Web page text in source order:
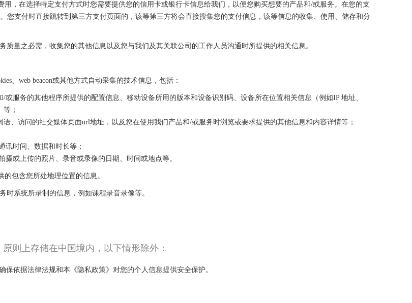
，在选择特定支付方式时您需要提供您的信用卡或银行卡信息给我们，以便您购买想要的产品和/或服务。在您的支
您支付时直接跳转到第三方支付页面的，该等第三方将会直接搜集您的支付信息，该等信息的收集、使用、储存和分
量之必需，收集您的其他信息以及您与我们及其关联公司的工作人员沟通时所提供的相关信息。
、web beacon或其他方式自动采集的技术信息，包括：
服务的其他程序所提供的配置信息、移动设备所用的版本和设备识别码、设备所在位置相关信息（例如IP 地址、
等；
、访问的社交媒体页面url地址，以及您在使用我们产品和/或服务时浏览或要求提供的其他信息和内容详情等；
讯时间、数据和时长等；
或上传的照片、录音或录像的日期、时间或地点等。
包含您所处地理位置的信息。
时系统所录制的信息，例如课程录音录像等。
则上存储在中国境内，以下情形除外：
依据法律法规和本《隐私政策》对您的个人信息提供安全保护。